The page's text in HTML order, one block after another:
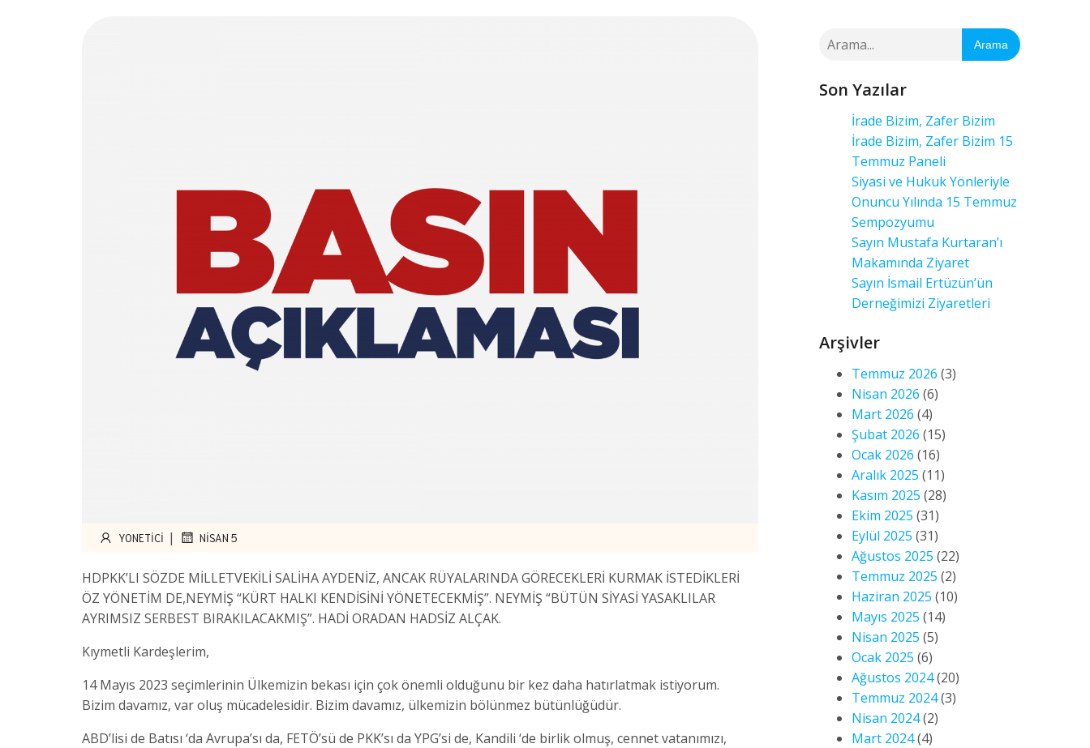
YONETICI | NISAN 5
HDPKK’LI SÖZDE MİLLETVEKİLİ SALİHA AYDENİZ, ANCAK RÜYALARINDA GÖRECEKLERİ KURMAK İSTEDİKLERİ
ÖZ YÖNETİM DE,NEYMİŞ “KÜRT HALKI KENDİSİNİ YÖNETECEKMİŞ”. NEYMİŞ “BÜTÜN SİYASİ YASAKLILAR
AYRIMSIZ SERBEST BIRAKILACAKMIŞ”. HADİ ORADAN HADSİZ ALÇAK.
Kıymetli Kardeşlerim,
14 Mayıs 2023 seçimlerinin Ülkemizin bekası için çok önemli olduğunu bir kez daha hatırlatmak istiyorum.
Bizim davamız, var oluş mücadelesidir. Bizim davamız, ülkemizin bölünmez bütünlüğüdür.
ABD’lisi de Batısı ‘da Avrupa’sı da, FETÖ’sü de PKK’sı da YPG’si de, Kandili ‘de birlik olmuş, cennet vatanımızı,
Arama
Son Yazılar
İrade Bizim, Zafer Bizim
İrade Bizim, Zafer Bizim 15
Temmuz Paneli
Siyasi ve Hukuk Yönleriyle
Onuncu Yılında 15 Temmuz
Sempozyumu
Sayın Mustafa Kurtaran’ı
Makamında Ziyaret
Sayın İsmail Ertüzün’ün
Derneğimizi Ziyaretleri
Arşivler
Temmuz 2026 (3)
Nisan 2026 (6)
Mart 2026 (4)
Şubat 2026 (15)
Ocak 2026 (16)
Aralık 2025 (11)
Kasım 2025 (28)
Ekim 2025 (31)
Eylül 2025 (31)
Ağustos 2025 (22)
Temmuz 2025 (2)
Haziran 2025 (10)
Mayıs 2025 (14)
Nisan 2025 (5)
Ocak 2025 (6)
Ağustos 2024(20)
Temmuz 2024(3)
Nisan 2024(2)
Mart 2024(4)